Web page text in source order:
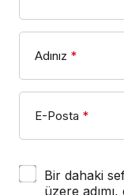
Adınız *
E-Posta *
Bir dahaki
üzere